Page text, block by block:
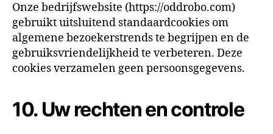
Onze bedrijfswebsite (https://oddrobo.com)
gebruikt uitsluitend standaardcookies om
algemene bezoekerstrends te begrijpen en de
gebruiksvriendelijkheid te verbeteren. Deze
cookies verzamelen geen persoonsgegevens.
10. Uw rechten en controle